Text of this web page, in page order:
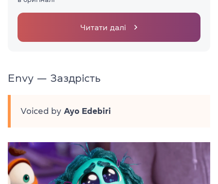
Читати далі
Envy — Заздрість
Voiced by Ayo Edebiri